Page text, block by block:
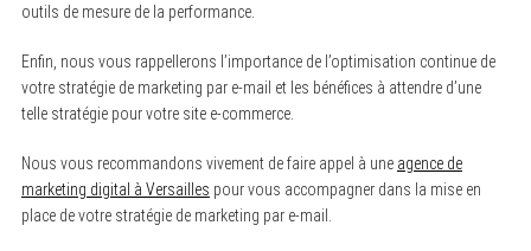
outils de mesure de la performance.
Enfin, nous vous rappellerons l’importance de l’optimisation continue de
votre stratégie de marketing par e-mail et les bénéfices à attendre d’une
telle stratégie pour votre site e-commerce.
Nous vous recommandons vivement de faire appel à une agence de
marketing digital à Versailles pour vous accompagner dans la mise en
place de votre stratégie de marketing par e-mail.